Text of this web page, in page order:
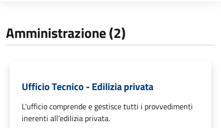
Amministrazione (2)
Ufficio Tecnico - Edilizia privata
L'ufficio comprende e gestisce tutti i provvedimenti
inerenti all’edilizia privata.